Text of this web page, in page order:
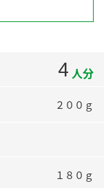
4 人分
２００ｇ
１８０ｇ